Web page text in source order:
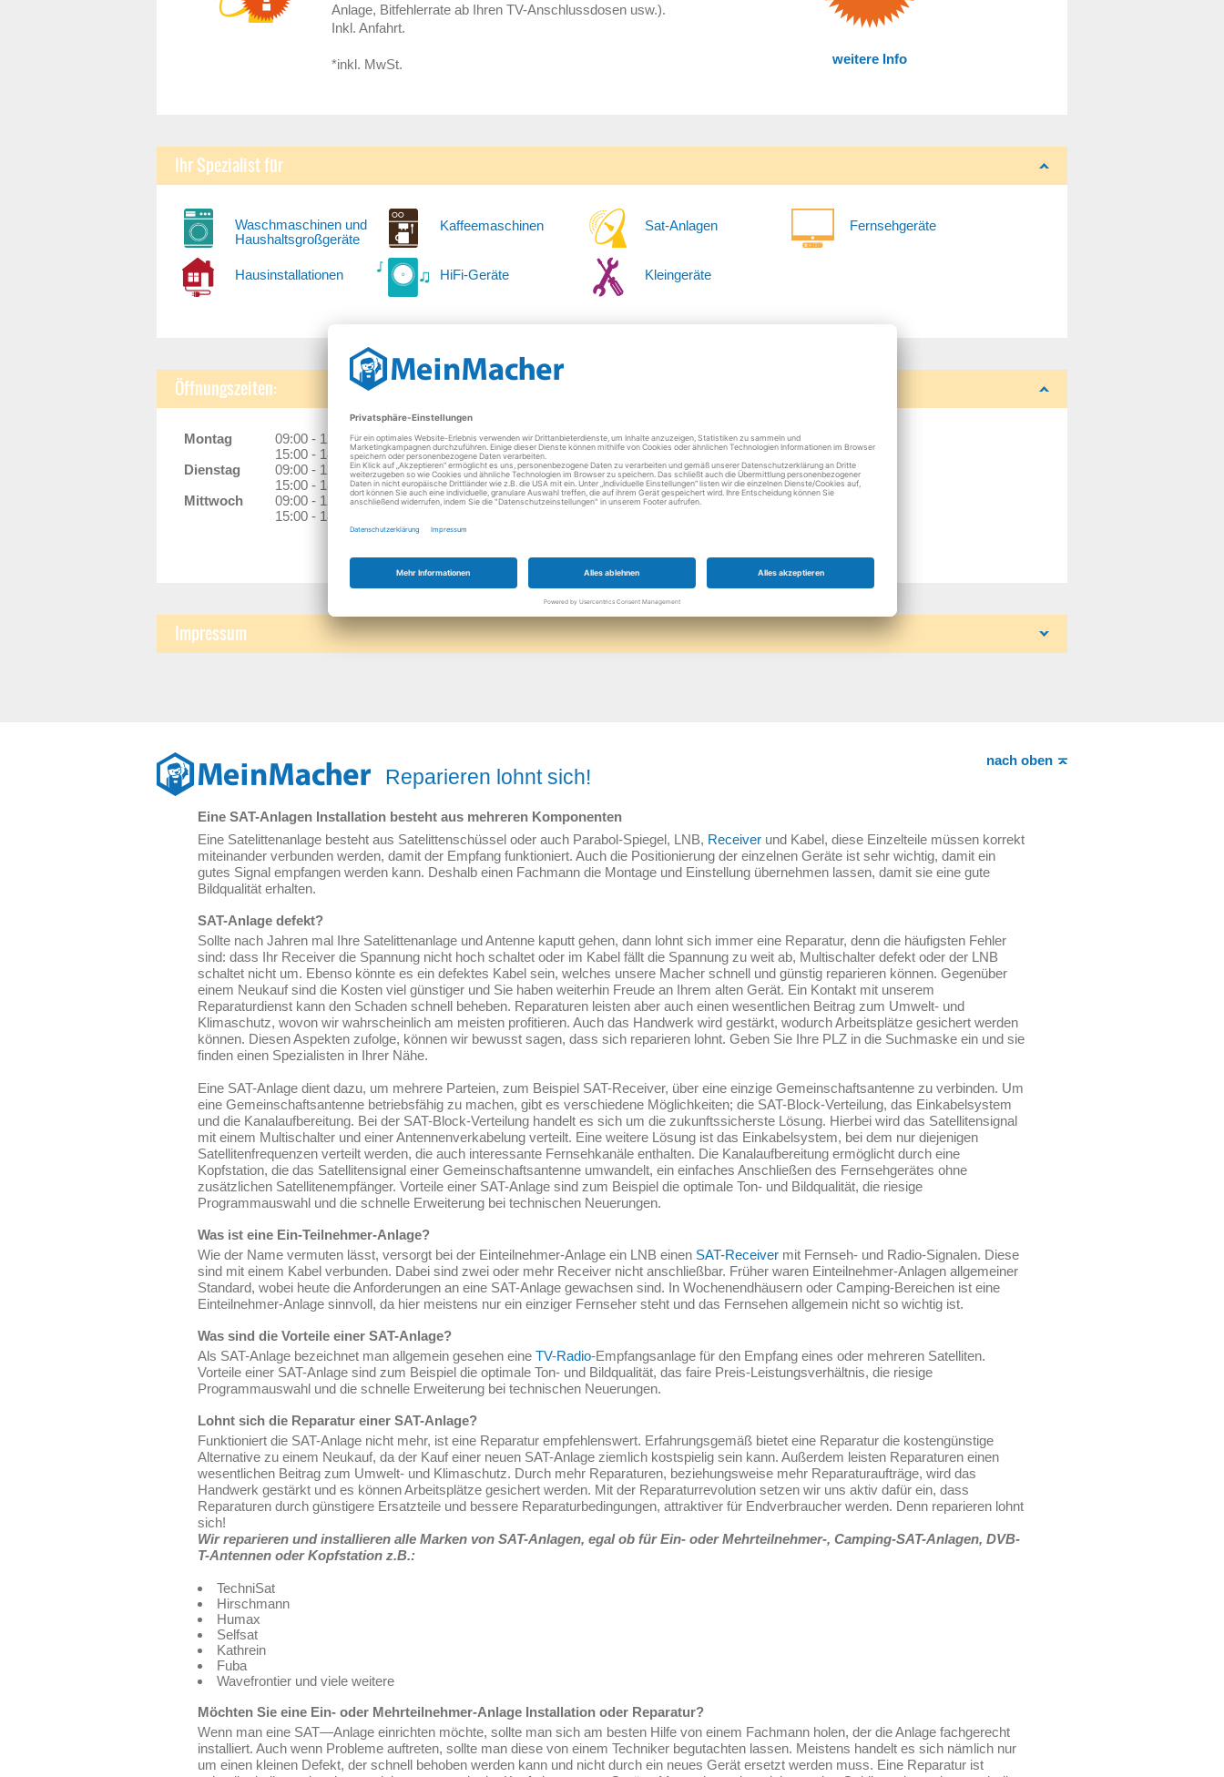
Anlage, Bitfehlerrate ab Ihren TV-Anschlussdosen usw.).
Inkl. Anfahrt.
*inkl. MwSt. weitere Info
Ihr Spezialist für
Waschmaschinen und
Haushaltsgroßgeräte
Kaffeemaschinen Sat-Anlagen Fernsehgeräte
Hausinstallationen HiFi-Geräte Kleingeräte
Öffnungszeiten:
Montag
09:00 - 12:00 Uhr
15:00 - 18:00 Uhr
Dienstag
09:00 - 12:00 Uhr
15:00 - 18:00 Uhr
Mittwoch
09:00 - 12:00 Uhr
15:00 - 18:00 Uhr
Donnerstag
09:00 - 12:00 Uhr
15:00 - 18:00 Uhr
Freitag
09:00 - 12:00 Uhr
15:00 - 18:00 Uhr
Samstag
10:00 - 13:00 Uhr
Impressum
nach oben
Reparieren lohnt sich!
Eine SAT-Anlagen Installation besteht aus mehreren Komponenten
Eine Satelittenanlage besteht aus Satelittenschüssel oder auch Parabol-Spiegel, LNB, Receiver und Kabel, diese Einzelteile müssen korrekt
miteinander verbunden werden, damit der Empfang funktioniert. Auch die Positionierung der einzelnen Geräte ist sehr wichtig, damit ein
gutes Signal empfangen werden kann. Deshalb einen Fachmann die Montage und Einstellung übernehmen lassen, damit sie eine gute
Bildqualität erhalten.
SAT-Anlage defekt?
Sollte nach Jahren mal Ihre Satelittenanlage und Antenne kaputt gehen, dann lohnt sich immer eine Reparatur, denn die häufigsten Fehler
sind: dass Ihr Receiver die Spannung nicht hoch schaltet oder im Kabel fällt die Spannung zu weit ab, Multischalter defekt oder der LNB
schaltet nicht um. Ebenso könnte es ein defektes Kabel sein, welches unsere Macher schnell und günstig reparieren können. Gegenüber
einem Neukauf sind die Kosten viel günstiger und Sie haben weiterhin Freude an Ihrem alten Gerät. Ein Kontakt mit unserem
Reparaturdienst kann den Schaden schnell beheben. Reparaturen leisten aber auch einen wesentlichen Beitrag zum Umwelt- und
Klimaschutz, wovon wir wahrscheinlich am meisten profitieren. Auch das Handwerk wird gestärkt, wodurch Arbeitsplätze gesichert werden
können. Diesen Aspekten zufolge, können wir bewusst sagen, dass sich reparieren lohnt. Geben Sie Ihre PLZ in die Suchmaske ein und sie
finden einen Spezialisten in Ihrer Nähe.
Eine SAT-Anlage dient dazu, um mehrere Parteien, zum Beispiel SAT-Receiver, über eine einzige Gemeinschaftsantenne zu verbinden. Um
eine Gemeinschaftsantenne betriebsfähig zu machen, gibt es verschiedene Möglichkeiten; die SAT-Block-Verteilung, das Einkabelsystem
und die Kanalaufbereitung. Bei der SAT-Block-Verteilung handelt es sich um die zukunftssicherste Lösung. Hierbei wird das Satellitensignal
mit einem Multischalter und einer Antennenverkabelung verteilt. Eine weitere Lösung ist das Einkabelsystem, bei dem nur diejenigen
Satellitenfrequenzen verteilt werden, die auch interessante Fernsehkanäle enthalten. Die Kanalaufbereitung ermöglicht durch eine
Kopfstation, die das Satellitensignal einer Gemeinschaftsantenne umwandelt, ein einfaches Anschließen des Fernsehgerätes ohne
zusätzlichen Satellitenempfänger. Vorteile einer SAT-Anlage sind zum Beispiel die optimale Ton- und Bildqualität, die riesige
Programmauswahl und die schnelle Erweiterung bei technischen Neuerungen.
Was ist eine Ein-Teilnehmer-Anlage?
Wie der Name vermuten lässt, versorgt bei der Einteilnehmer-Anlage ein LNB einen SAT-Receiver mit Fernseh- und Radio-Signalen. Diese
sind mit einem Kabel verbunden. Dabei sind zwei oder mehr Receiver nicht anschließbar. Früher waren Einteilnehmer-Anlagen allgemeiner
Standard, wobei heute die Anforderungen an eine SAT-Anlage gewachsen sind. In Wochenendhäusern oder Camping-Bereichen ist eine
Einteilnehmer-Anlage sinnvoll, da hier meistens nur ein einziger Fernseher steht und das Fernsehen allgemein nicht so wichtig ist.
Was sind die Vorteile einer SAT-Anlage?
Als SAT-Anlage bezeichnet man allgemein gesehen eine TV-Radio-Empfangsanlage für den Empfang eines oder mehreren Satelliten.
Vorteile einer SAT-Anlage sind zum Beispiel die optimale Ton- und Bildqualität, das faire Preis-Leistungsverhältnis, die riesige
Programmauswahl und die schnelle Erweiterung bei technischen Neuerungen.
Lohnt sich die Reparatur einer SAT-Anlage?
Funktioniert die SAT-Anlage nicht mehr, ist eine Reparatur empfehlenswert. Erfahrungsgemäß bietet eine Reparatur die kostengünstige
Alternative zu einem Neukauf, da der Kauf einer neuen SAT-Anlage ziemlich kostspielig sein kann. Außerdem leisten Reparaturen einen
wesentlichen Beitrag zum Umwelt- und Klimaschutz. Durch mehr Reparaturen, beziehungsweise mehr Reparaturaufträge, wird das
Handwerk gestärkt und es können Arbeitsplätze gesichert werden. Mit der Reparaturrevolution setzen wir uns aktiv dafür ein, dass
Reparaturen durch günstigere Ersatzteile und bessere Reparaturbedingungen, attraktiver für Endverbraucher werden. Denn reparieren lohnt
sich!
Wir reparieren und installieren alle Marken von SAT-Anlagen, egal ob für Ein- oder Mehrteilnehmer-, Camping-SAT-Anlagen, DVB-
T-Antennen oder Kopfstation z.B.:
TechniSat
Hirschmann
Humax
Selfsat
Kathrein
Fuba
Wavefrontier und viele weitere
Möchten Sie eine Ein- oder Mehrteilnehmer-Anlage Installation oder Reparatur?
Wenn man eine SAT—Anlage einrichten möchte, sollte man sich am besten Hilfe von einem Fachmann holen, der die Anlage fachgerecht
installiert. Auch wenn Probleme auftreten, sollte man diese von einem Techniker begutachten lassen. Meistens handelt es sich nämlich nur
um einen kleinen Defekt, der schnell behoben werden kann und nicht durch ein neues Gerät ersetzt werden muss. Eine Reparatur ist